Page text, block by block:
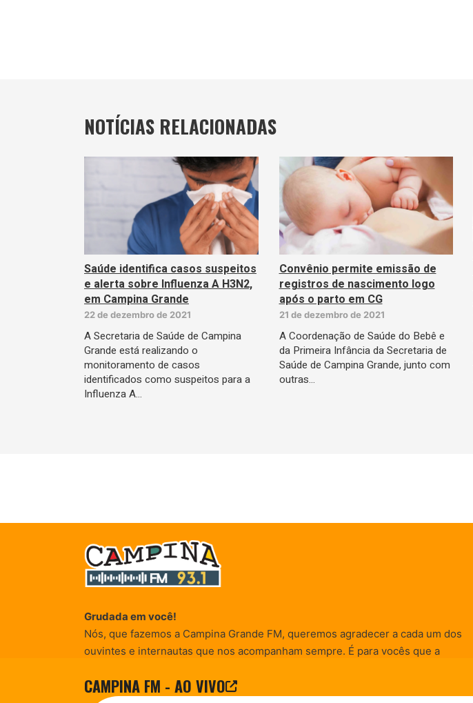
CAMPINA FM - AO VIVO
NOTÍCIAS RELACIONADAS
Saúde identifica casos suspeitos
e alerta sobre Influenza A H3N2,
em Campina Grande
22 de dezembro de 2021
A Secretaria de Saúde de Campina
Grande está realizando o
monitoramento de casos
identificados como suspeitos para a
Influenza A…
Convênio permite emissão de
registros de nascimento logo
após o parto em CG
21 de dezembro de 2021
A Coordenação de Saúde do Bebê e
da Primeira Infância da Secretaria de
Saúde de Campina Grande, junto com
outras…
Grudada em você!
Nós, que fazemos a Campina Grande FM, queremos agradecer a cada um dos
ouvintes e internautas que nos acompanham sempre. É para vocês que a
entretenimento, promocionais e de conscientização) são realizadas.